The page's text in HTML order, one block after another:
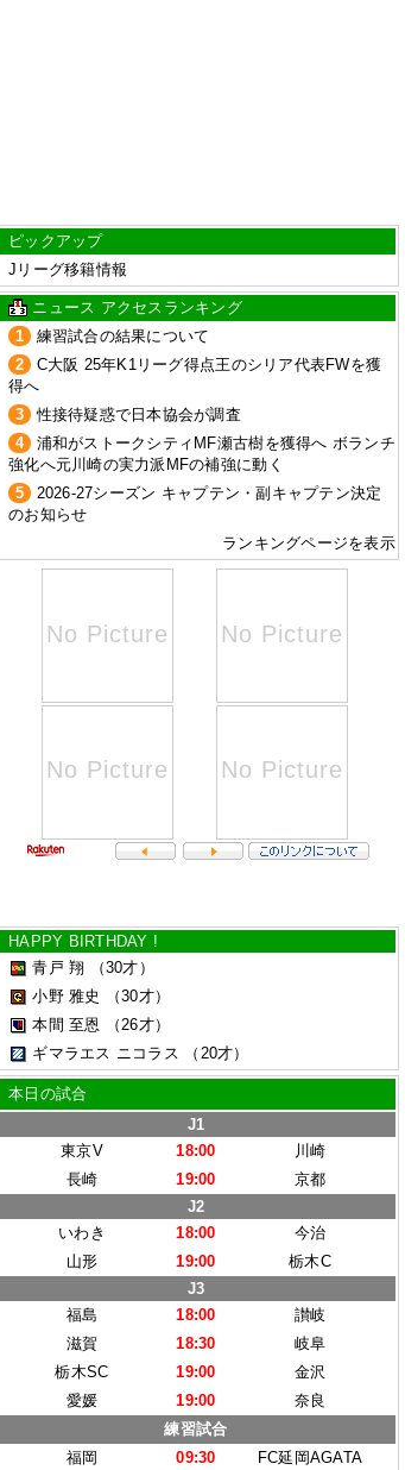
ピックアップ
Jリーグ移籍情報
ニュース アクセスランキング
1
練習試合の結果について
2
C大阪 25年K1リーグ得点王のシリア代表FWを獲
得へ
3
性接待疑惑で日本協会が調査
4
浦和がストークシティMF瀬古樹を獲得へ ボランチ
強化へ元川崎の実力派MFの補強に動く
5
2026-27シーズン キャプテン・副キャプテン決定
のお知らせ
ランキングページを表示
HAPPY BIRTHDAY !
青戸 翔
（30才）
小野 雅史
（30才）
本間 至恩
（26才）
ギマラエス ニコラス
（20才）
本日の試合
J1
東京V
18:00
川崎
長崎
19:00
京都
J2
いわき
18:00
今治
山形
19:00
栃木C
J3
福島
18:00
讃岐
滋賀
18:30
岐阜
栃木SC
19:00
金沢
愛媛
19:00
奈良
練習試合
福岡
09:30
FC延岡AGATA